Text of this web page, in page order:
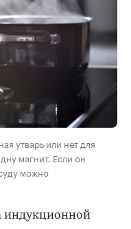
утварь или нет для
магнит. Если он
можно
индукционной